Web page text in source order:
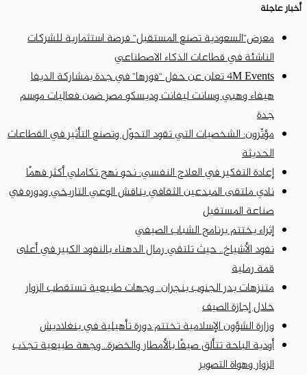
أخبار عاجلة
معرض”السعودية تصنع المستقبل” فرصة استثمارية للشركات
الناشئة في قطاعات الذكاء الاصطناعي
4M Events تعلن عن حفل “فورها” في جدة بمشاركة الديفا
هيفاء وهبي وسانت ليفانت وديسكو مصر ضمن فعاليات موسم
جدة
مؤثّرون: الشخصيات التي تقود التحوّل وتصنع التأثير في القطاعات
الحديثة
إعادة التفكير في العلاج النفسي: نحو نهج تكاملي أكثر فهمًا
نادي ملتقى المبدعين الثقافي يناقش الوعي التاريخي ودوره في
صناعة المستقبل
إثراء يختتم برنامج الشباب الصيفي
نفود الأشياخ.. حيث تلتقي رمال الدهناء بالنفود الكبير في أعلى
قمة رملية
متنزهات بدر الجنوب بنجران.. وجهات طبيعية تستقطب الزوار
خلال إجازة الصيف
وزارة الشؤون الإسلامية تختتم دورة تأهيلية في بنغلاديش
أودية الباحة تتألق صيفًا بالأمطار والخضرة.. وجهة طبيعية تجذب
الزوار وهواة التصوير